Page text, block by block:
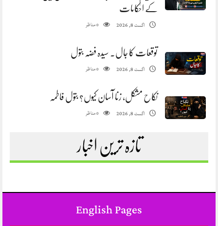
کے احکامات
اگست 8, 2026 0مناظر
توقعات کا جال. سیدہ فضہ بتول
اگست 8, 2026 0مناظر
نکاح مشکل، زنا آسان کیوں؟ بتول فاطمہ
اگست 8, 2026 0مناظر
تازہ ترین اخبار
English Pages